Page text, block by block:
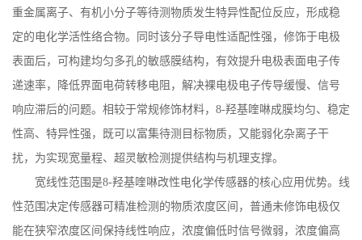
重金属离子、有机小分子等待测物质发生特异性配位反应，形成稳
定的电化学活性络合物。同时该分子导电性适配性强，修饰于电极
表面后，可构建均匀多孔的敏感膜结构，有效提升电极表面电子传
递速率，降低界面电荷转移电阻，解决裸电极电子传导缓慢、信号
响应滞后的问题。相较于常规修饰材料， 8-羟基喹啉成膜均匀、稳定
性高、特异性强，既可以富集待测目标物质，又能弱化杂离子干
扰，为实现宽量程、超灵敏检测提供结构与机理支撑。
宽线性范围是8-羟基喹啉改性电化学传感器的核心应用优势。线
性范围决定传感器可精准检测的物质浓度区间，普通未修饰电极仅
能在狭窄浓度区间保持线性响应，浓度偏低时信号微弱，浓度偏高